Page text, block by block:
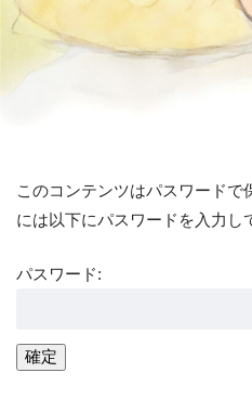
このコンテンツはパスワードで
には以下にパスワードを入力し
パスワード: